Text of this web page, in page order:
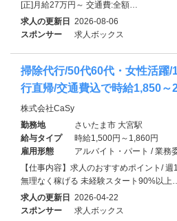
[正]月給27万円～ 交通費:全額…
求人の更新日 2026-08-06
スポンサー
求人ボックス
掃除代行/50代60代・女性活躍/
行直帰/交通費込で時給1,850～
株式会社CaSy
勤務地
さいたま市 大宮駅
給与タイプ
時給1,500円～1,860円
雇用形態
アルバイト・パート / 業務
【仕事内容】求人のおすすめポイント/
無理なく稼げる 未経験スタート90%以上…
求人の更新日 2026-04-22
スポンサー
求人ボックス